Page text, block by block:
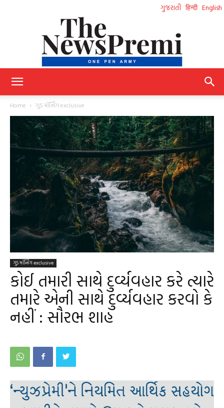
ગુજરાતી हिन्दी English
Gujarati
Home ગુડ મૉર્નિંગ exclusive
ગુડ મૉર્નિંગ exclusive
કોઈ તમારી સાથે દુર્વ્યવહાર કરે ત્યારે
તમારે એની સાથે દુર્વ્યવહાર કરવો કે
નહીં : સૌરભ શાહ